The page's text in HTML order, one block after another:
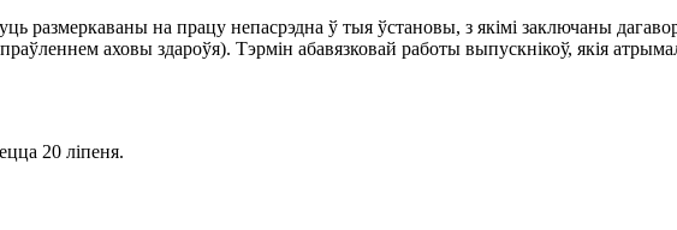
размеркаваны на працу непасрэдна ў тыя ўстановы, з якімі заключаны
аховы здароўя). Тэрмін абавязковай работы выпускнікоў, якія
20 ліпеня.